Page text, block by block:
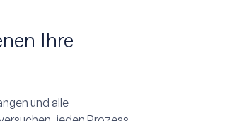
Ihre
und alle